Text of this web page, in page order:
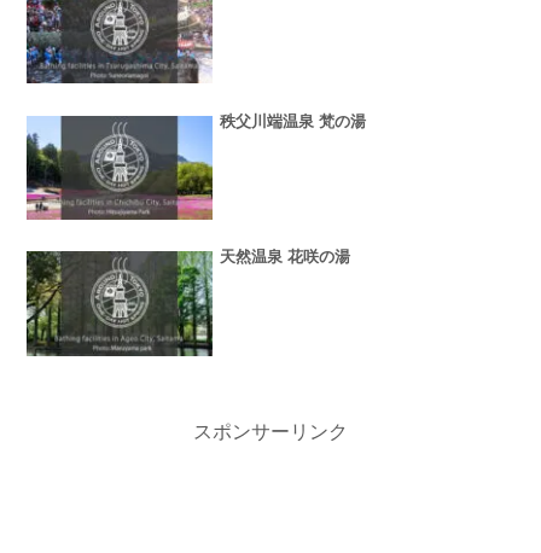
秩父川端温泉 梵の湯
天然温泉 花咲の湯
スポンサーリンク